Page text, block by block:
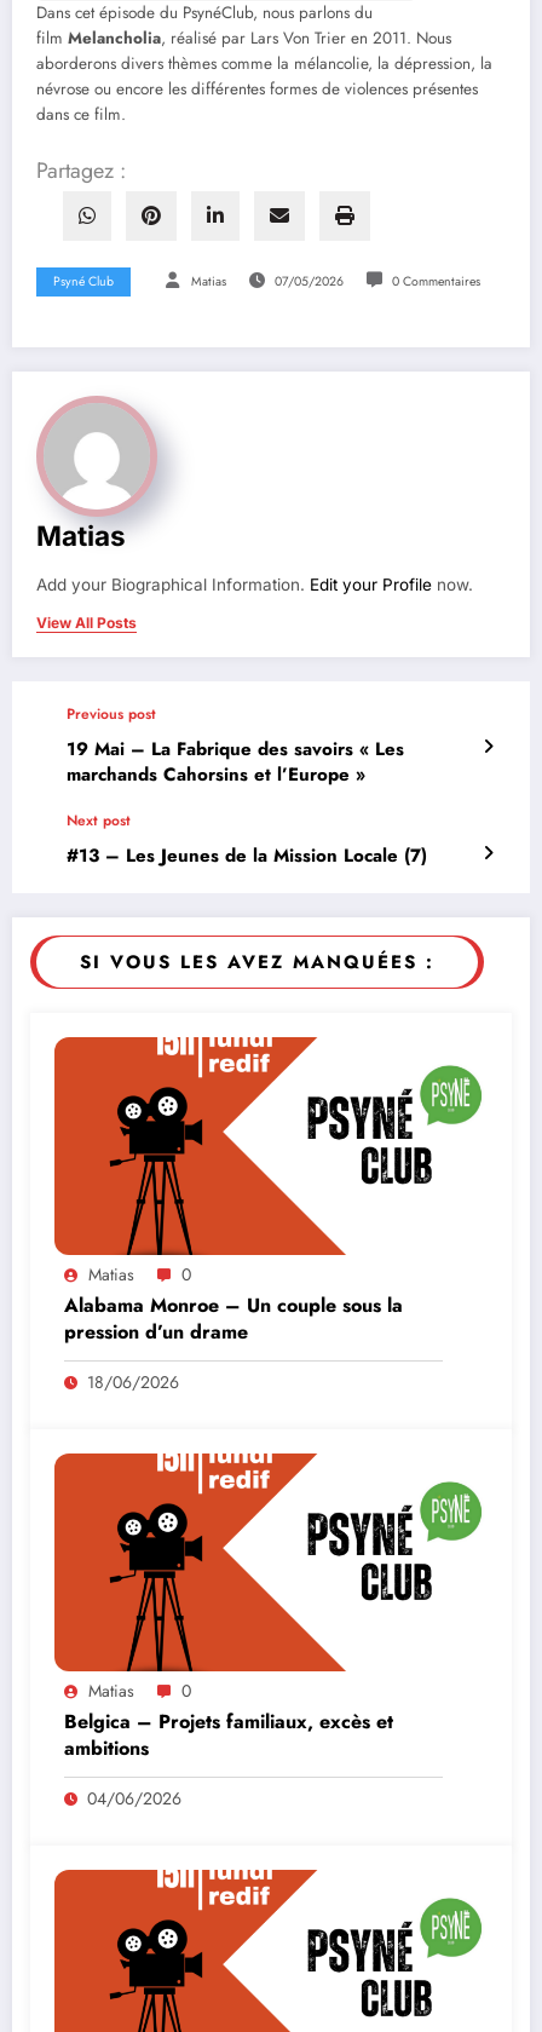
Dans cet épisode du PsynéClub, nous parlons du
film Melancholia, réalisé par Lars Von Trier en 2011. Nous
aborderons divers thèmes comme la mélancolie, la dépression, la
névrose ou encore les différentes formes de violences présentes
dans ce film.
Partagez :
Psyné Club Matias 07/05/2026 0 Commentaires
Matias
Add your Biographical Information. Edit your Profile now.
View All Posts
Previous post
19 Mai – La Fabrique des savoirs « Les
marchands Cahorsins et l’Europe »
Next post
#13 – Les Jeunes de la Mission Locale (7)
SI VOUS LES AVEZ MANQUÉES :
Matias 0
Alabama Monroe – Un couple sous la
pression d’un drame
18/06/2026
Matias 0
Belgica – Projets familiaux, excès et
ambitions
04/06/2026